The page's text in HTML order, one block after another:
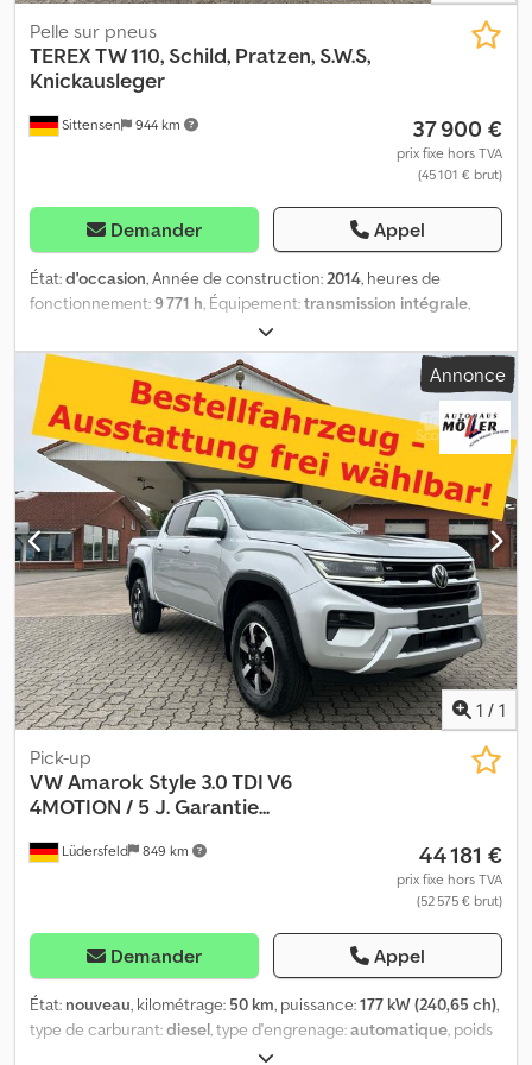
Sittensen 944 km
Pelle sur pneus
TEREXTW 110, Schild, Pratzen, S.W.S,
Knickausleger
37 900 €
prix fixe hors TVA
(45 101 € brut)
Demander Appel
État:d'occasion, Année de construction:2014, heures de
fonctionnement:9 771 h, Équipement:transmission intégrale,
Mini-excavateur mobile, flèche articulée, vérin de réglage
hydraulique, dispositif de grappin et de marteau, lame niveleuse,
supports de stabilisation, climatisation, système de changement
rapide hydraulique, godet de terrassement de 1500 mm, le
véhicule peut être recouvert et/ou marqué avec des publicités.
SI83002 Dcodpfx Aei Rir Toc Ajk Notre offre est généralement
proposée sans contrôle technique (TÜV) récent. Si un contrôle
technique récent est souhaité, nous vous ferons volontiers une
offre de nos ateliers partenaires ! Le véhicule peut être
recouvert et/ou marqué avec des publicités. Nos conditions
générales de livraison et de paiement s'appliquent. Nous pouvons
vous proposer un financement ou une location pour cet appareil.
N'hésitez pas à nous contacter !
Annonce
1 / 1
Lüdersfeld 849 km
Pick-up
VWAmarok Style 3.0 TDI V6
4MOTION / 5 J. Garantie...
44 181 €
prix fixe hors TVA
(52 575 € brut)
Demander Appel
État: nouveau, kilométrage: 50 km, puissance:177 kW (240,65 ch),
type de carburant:diesel, type d'engrenage:automatique, poids
, efficacité énergétique: